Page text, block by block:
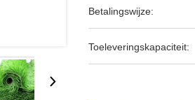
Betalingswijze:
Toeleveringskapaciteit: